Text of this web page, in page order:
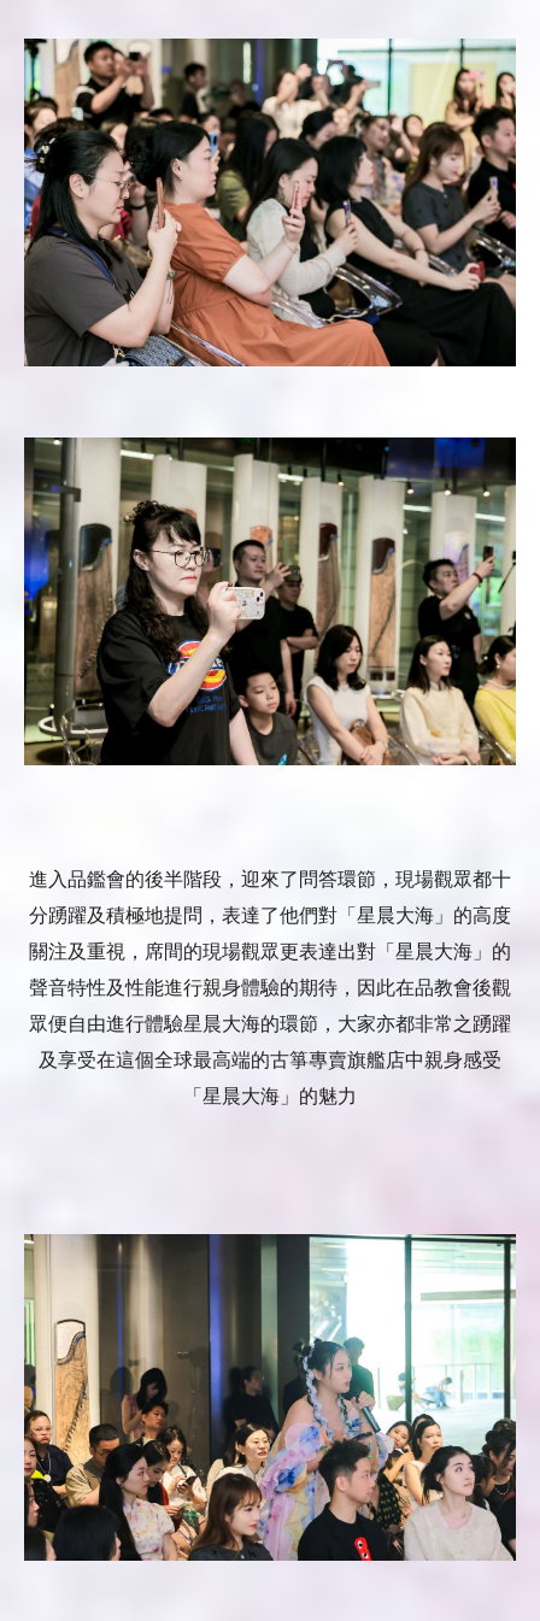
進入品鑑會的後半階段，迎來了問答環節，現場觀眾都十
分踴躍及積極地提問，表達了他們對「星晨大海」的高度
關注及重視，席間的現場觀眾更表達出對「星晨大海」的
聲音特性及性能進行親身體驗的期待，因此在品教會後觀
眾便自由進行體驗星晨大海的環節，大家亦都非常之踴躍
及享受在這個全球最高端的古箏專賣旗艦店中親身感受
「星晨大海」的魅力